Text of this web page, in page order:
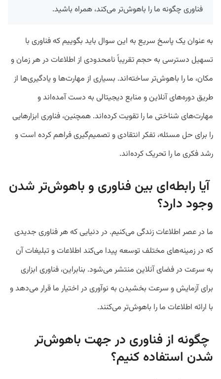
فناوری چگونه ما را باهوش‌تر می‌کند، همراه باشید.
به عنوان یک پاسخ سریع به این سوال باید بگوییم که فناوری با
تسهیل دسترسی به حجم تقریباً نامحدودی از اطلاعات در هر زمان و
مکان، ما را باهوش‌تر ساخته‌اند. بسیاری از مهارت‌ها و یادگیری‌ها از
طریق دوره‌های آنلاین و منابع دیجیتالی به دست آمده‌اند و
مهارت‌های شناختی ما را تقویت کرده‌اند. همچنین، فناوری ابزارهایی
را برای حل مسئله، تفکر انتقادی و تصمیم‌گیری فراهم کرده است و
رشد فکری ما را تحریک کرده‌اند.
آیا رابطه‌ای بین فناوری و باهوش‌تر شدن
وجود دارد؟
ما در عصر اطلاعات زندگی می‌کنیم. در دنیایی که هر فناوری جدیدی
که در زمینه‌های مختلف توسعه پیدا می‌کند اطلاعات و تبلیغات آن
به سرعت در فضای آنلاین منتشر می‌شود. بنابراین، فناوری ابزاری
برای آزمایش و سرعت بخشیدن به نوآوری در اختیار ما قرار می‌دهد و
با ارائه اطلاعات ما را باهوش‌تر می‌کنند.
چگونه از فناوری در جهت باهوش‌تر
شدن استفاده کنیم؟